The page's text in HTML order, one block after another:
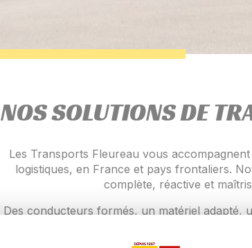
NOS SOLUTIONS DE
Les Transports Fleureau vous
logistiques, en France et pays frontaliers.
complète, réactive et
Des conducteurs formés, un matériel adapté,